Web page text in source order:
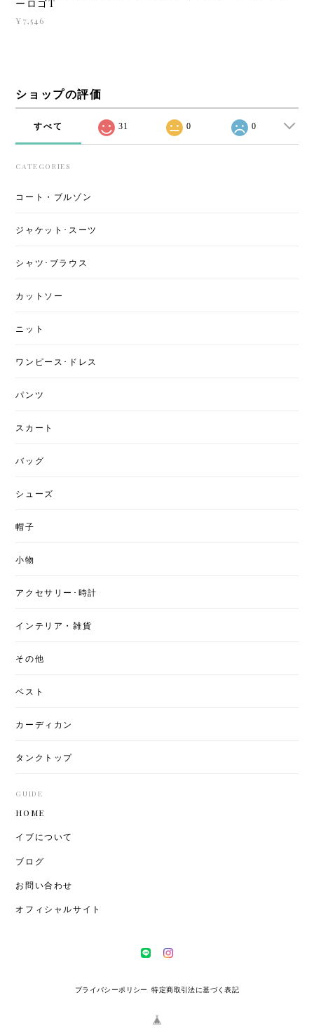
ーロゴT
¥7,546
ショップの評価
すべて 31 0 0
CATEGORIES
コート・ブルゾン
ジャケット･スーツ
シャツ･ブラウス
カットソー
ニット
ワンピース･ドレス
パンツ
スカート
バッグ
シューズ
帽子
小物
アクセサリー･時計
インテリア・雑貨
その他
ベスト
カーディカン
タンクトップ
GUIDE
HOME
イブについて
ブログ
お問い合わせ
オフィシャルサイト
プライバシーポリシー 特定商取引法に基づく表記